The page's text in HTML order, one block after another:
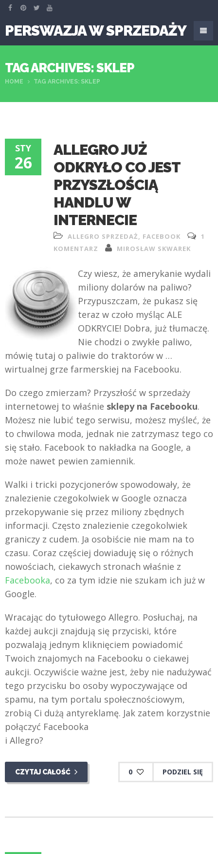
PERSWAZJA W SPRZEDAŻY
TAG ARCHIVES: SKLEP
HOME TAG ARCHIVES: SKLEP
STY
26
ALLEGRO JUŻ
ODKRYŁO CO JEST
PRZYSZŁOŚCIĄ
HANDLU W
INTERNECIE
ALLEGRO SPRZEDAŻ, FACEBOOK
1
KOMENTARZ
MIROSŁAW SKWAREK
Czy wiesz, że amerykanie wydali
miliony dolarów na paliwo?
Przypuszczam, że pukasz się
teraz w czoło myśląc ALE
ODKRYCIE! Dobra, już tłumaczę.
Nie chodzi o zwykłe paliwo,
mówię tutaj o paliwie do traktorów w …
wirtualnej grze farmerskiej na Facebooku.
Do czego zmierzam? Przyszłość w sprzedaży
internetowej to właśnie sklepy na Facebooku.
Możesz nie lubić tego serwisu, możesz myśleć, że
to chwilowa moda, jednak nie zatrzymasz tego co
się stało. Facebook to nakładka na Google, a
może nawet pewien zamiennik.
Walki i tricki pozycjonerów spowodowały, że
znalezienie czegokolwiek w Google oznacza
przekopywanie się przez miliony zbędnych
informacji. Często znalezienie czegokolwiek
graniczy z cudem. Ja osobiście nie mam na to
czasu. Coraz częściej dowiaduję się o różnych
nowościach, ciekawych stronach właśnie z
Facebooka, co za tym idzie nie szukam ich już w
Google.
Wracając do tytułowego Allegro. Posłuchaj, na
każdej aukcji znajdują się przyciski, które
pozwalają jednym kliknięciem powiadomić
Twoich znajomych na Facebooku o ciekawej
aukcji. Oczywiście ważne jest, żeby nie nadużywać
tego przycisku bo osoby wypoczywające od
spamu, na tym portalu społecznościowym,
zrobią Ci dużą antyreklamę. Jak zatem korzystnie
połączyć Facebooka
i Allegro?
CZYTAJ CAŁOŚĆ 0 PODZIEL SIĘ